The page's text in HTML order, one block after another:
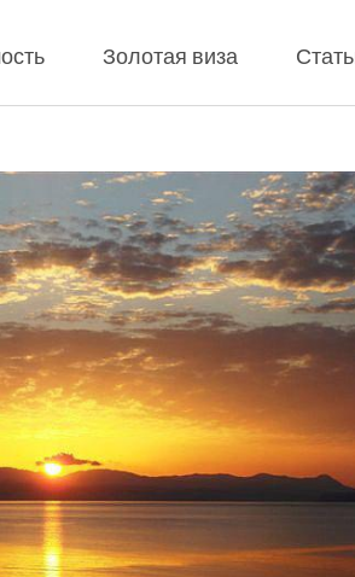
Золотая виза